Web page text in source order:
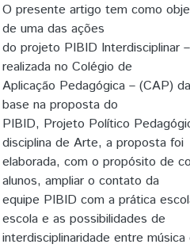
O presente artigo tem como
de uma das ações
do projeto PIBID Interdisciplinar
realizada no Colégio de
Aplicação Pedagógica – (CAP)
base na proposta do
PIBID, Projeto Político
disciplina de Arte, a proposta foi
elaborada, com o propósito de
alunos, ampliar o contato da
equipe PIBID com a prática
escola e as possibilidades de
interdisciplinaridade entre